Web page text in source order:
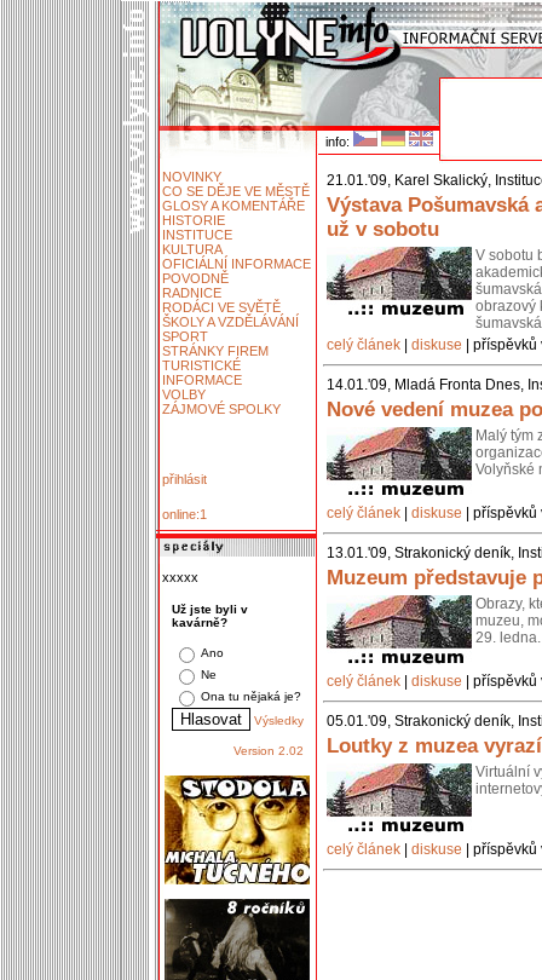
info:
NOVINKY
CO SE DĚJE VE MĚSTĚ
GLOSY A KOMENTÁŘE
HISTORIE
INSTITUCE
KULTURA
OFICIÁLNÍ INFORMACE
POVODNĚ
RADNICE
RODÁCI VE SVĚTĚ
ŠKOLY A VZDĚLÁVÁNÍ
SPORT
STRÁNKY FIREM
TURISTICKÉ
INFORMACE
VOLBY
ZÁJMOVÉ SPOLKY
přihlásit
online:1
xxxxx
Už jste byli v
kavárně?
Ano
Ne
Ona tu nějaká je?
Výsledky
Version 2.02
21.01.'09, Karel Skalický,
Výstava Pošumavská
už v sobotu
V sobotu
obrazový
celý článek
diskuse |
14.01.'09, Mladá Fronta Dnes,
Nové vedení muzea
Malý tým
Volyňské
celý článek diskuse |
13.01.'09, Strakonický deník,
Muzeum představuje
Obrazy,
muzeu,
29. ledna.
celý článek diskuse |
05.01.'09, Strakonický deník,
Loutky z muzea
Virtuální
celý článek diskuse |